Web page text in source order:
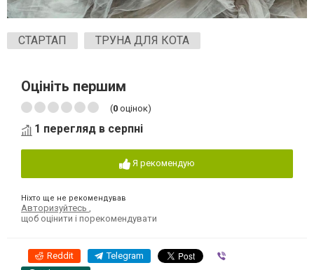
СТАРТАП ТРУНА ДЛЯ КОТА
Оцініть першим
(0 оцінок)
1 перегляд в серпні
Я рекомендую
Ніхто ще не рекомендував
Авторизуйтесь
щоб оцінити і порекомендувати
Reddit Telegram